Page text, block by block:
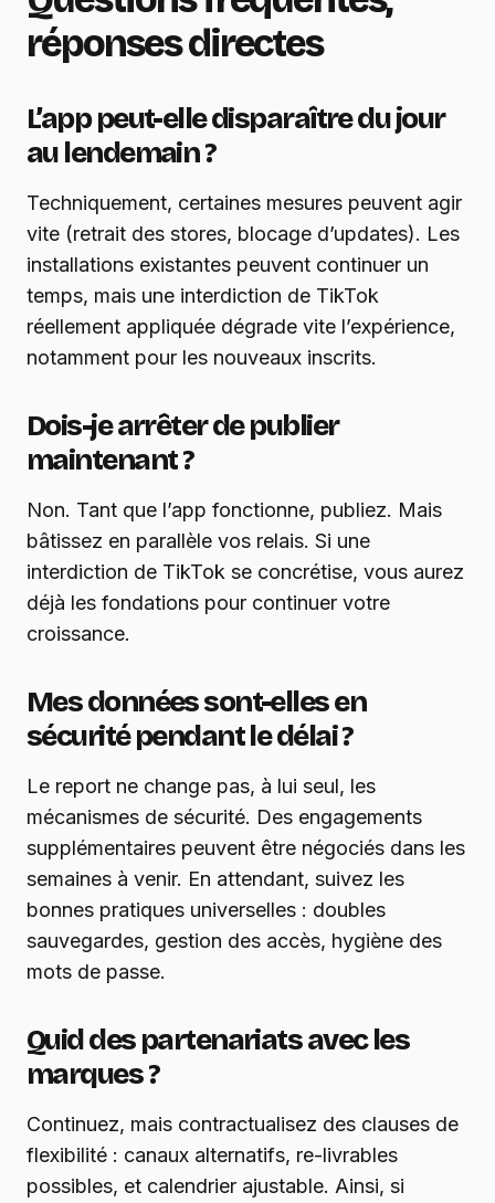
réponses directes
L’app peut-elle disparaître du jour
au lendemain ?
Techniquement, certaines mesures peuvent agir
vite (retrait des stores, blocage d’updates). Les
installations existantes peuvent continuer un
temps, mais une interdiction de TikTok
réellement appliquée dégrade vite l’expérience,
notamment pour les nouveaux inscrits.
Dois-je arrêter de publier
maintenant ?
Non. Tant que l’app fonctionne, publiez. Mais
bâtissez en parallèle vos relais. Si une
interdiction de TikTok se concrétise, vous aurez
déjà les fondations pour continuer votre
croissance.
Mes données sont-elles en
sécurité pendant le délai ?
Le report ne change pas, à lui seul, les
mécanismes de sécurité. Des engagements
supplémentaires peuvent être négociés dans les
semaines à venir. En attendant, suivez les
bonnes pratiques universelles : doubles
sauvegardes, gestion des accès, hygiène des
mots de passe.
Quid des partenariats avec les
marques ?
Continuez, mais contractualisez des clauses de
flexibilité : canaux alternatifs, re-livrables
possibles, et calendrier ajustable. Ainsi, si